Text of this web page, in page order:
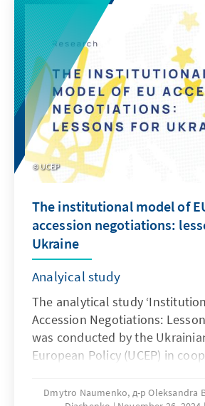
The materials were prepared
framework of a project
Konrad Adenauer Foundation
2000
UCEP
The institutional model of
accession negotiations:
Ukraine
Analyical study
The analytical study
Accession Negotiations:
was conducted by the
European Policy (UCEP) in
with the support of the
Dmytro Naumenko, д-р Oleksandra